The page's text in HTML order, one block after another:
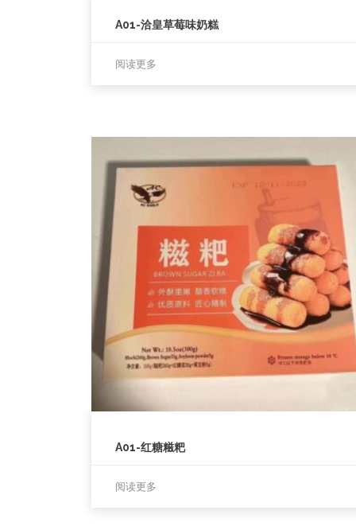
A01-洽皇草莓味奶糕
阅读更多
A01-红糖糍粑
阅读更多